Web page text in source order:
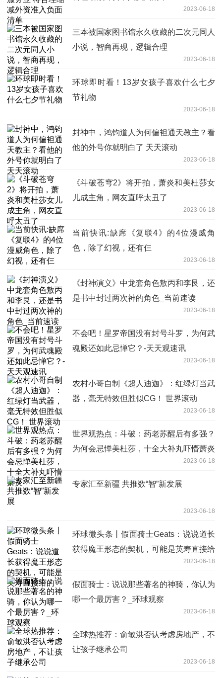
2023-06-18
三本被国家图书馆永久收藏的二次元同人
小说，智商再现，逻辑合理
2023-06-18
环球即时看！13岁女孩子喜欢什么七夕
节礼物
2023-06-18
封神中，鸿钧道人为何偏袒通天教主？看
他的外号你就明白了 天天滚动
2023-06-18
《斗破苍穹2》将开拍，萧炎和美杜莎女
儿成主角，网友直呼太丑了
2023-06-18
当前快讯:缺席《复联4》的4位漫威角
色，除了幻视，还有仨
2023-06-18
《封神演义》中龙套角色敖丙和李艮，还
是书中封过两次神的角色_当前速读
2023-06-18
不会吧！星罗帝国没有封号斗罗，为何武
魂殿还如此忌惮它？-天天观速讯
2023-06-18
农村小哥自制《超人迪迦》：红绿灯当武
器，毫无特效但胜似CG！ 世界滚动
2023-06-18
世界观热点：斗破：药老苏醒后有多强？
为何会忌惮美杜莎，十全大补丸吓懵萧炎
2023-06-18
专家汇至新疆 共推数“智”新发展
2023-06-18
环球微头条丨假面骑士Geats：说说道长
获得魔王形态的契机，可能是英寿直接给
2023-06-18
假面骑士：说说那些著名的神骑，你认为
哪一个最厉害？_环球观察
2023-06-18
全球热推荐：俞敏洪否认考虑房地产，不
让孩子继承公司
2023-06-18